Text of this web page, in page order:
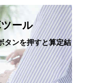
ール
タンを押すと算定結